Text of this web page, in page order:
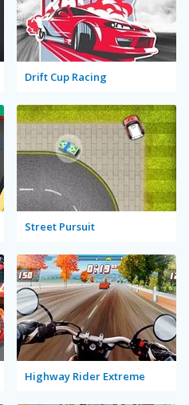
Drift Cup Racing
Street Pursuit
Highway Rider Extreme